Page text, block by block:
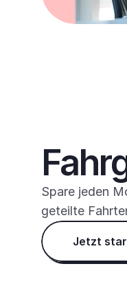
Spare jeden
geteilte
Jetzt